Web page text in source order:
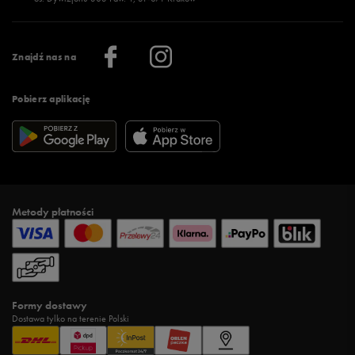
Znajdź nas na
Pobierz aplikację
Regulamin sklepu 50 style
Regulamin aplikacji 50 style
Więcej regulaminów >
Praca
Informacje o firmie
Metody płatności
Formy dostawy
Dostawa tylko na terenie Polski